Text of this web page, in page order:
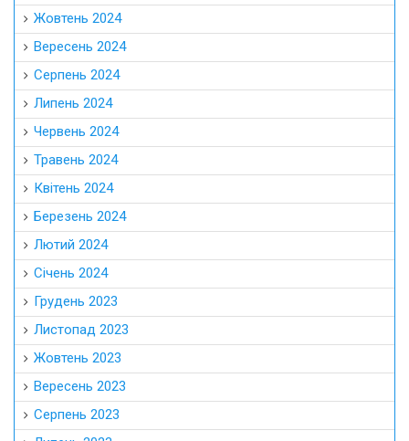
Жовтень 2024
Вересень 2024
Серпень 2024
Липень 2024
Червень 2024
Травень 2024
Квітень 2024
Березень 2024
Лютий 2024
Січень 2024
Грудень 2023
Листопад 2023
Жовтень 2023
Вересень 2023
Серпень 2023